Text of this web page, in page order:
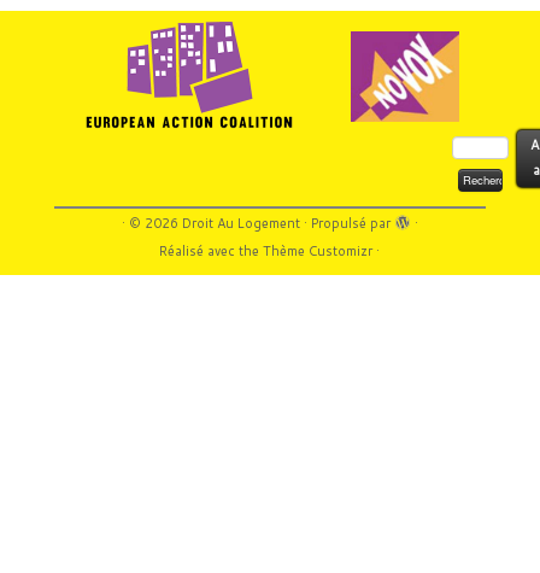
Rechercher :
· © 2026 Droit Au Logement· Propulsé par
·
Réalisé avec theThème Customizr·